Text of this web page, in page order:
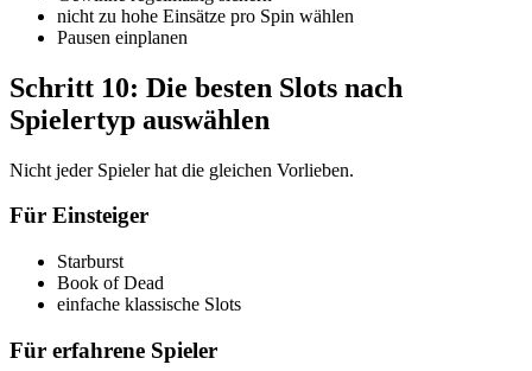
nicht zu hohe Einsätze pro Spin wählen
Pausen einplanen
Schritt 10: Die besten Slots nach
Spielertyp auswählen
Nicht jeder Spieler hat die gleichen Vorlieben.
Für Einsteiger
Starburst
Book of Dead
einfache klassische Slots
Für erfahrene Spieler